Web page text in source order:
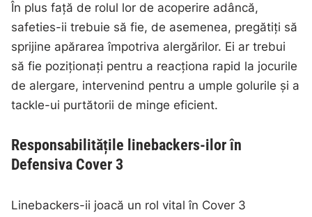
În plus față de rolul lor de acoperire adâncă,
safeties-ii trebuie să fie, de asemenea, pregătiți să
sprijine apărarea împotriva alergărilor. Ei ar trebui
să fie poziționați pentru a reacționa rapid la jocurile
de alergare, intervenind pentru a umple golurile și a
tackle-ui purtătorii de minge eficient.
Responsabilitățile linebackers-ilor în
Defensiva Cover 3
Linebackers-ii joacă un rol vital în Cover 3